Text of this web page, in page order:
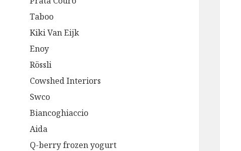
Taboo
Kiki Van Eijk
Enoy
Rössli
Cowshed Interiors
Swco
Biancoghiaccio
Aida
Q-berry frozen yogurt